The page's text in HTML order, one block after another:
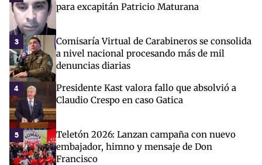
para excapitán Patricio Maturana
3
Comisaría Virtual de Carabineros se consolida
a nivel nacional procesando más de mil
denuncias diarias
4
Presidente Kast valora fallo que absolvió a
Claudio Crespo en caso Gatica
5
Teletón 2026: Lanzan campaña con nuevo
embajador, himno y mensaje de Don
Francisco